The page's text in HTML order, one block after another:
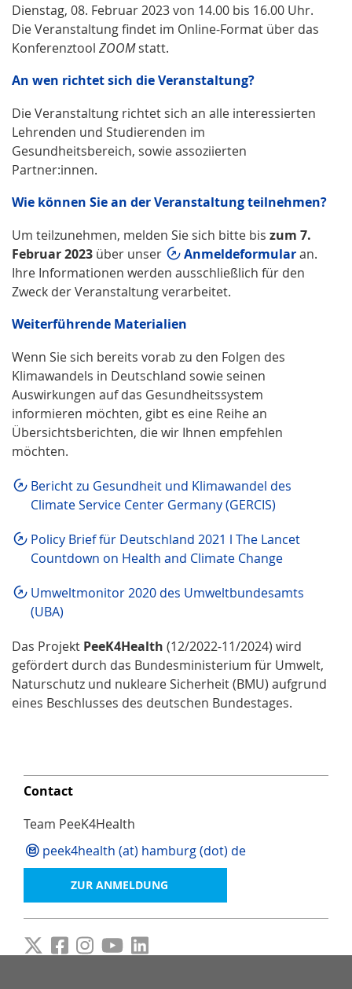
Dienstag, 08. Februar 2023 von 14.00 bis 16.00 Uhr.
Die Veranstaltung findet im Online-Format über das
Konferenztool ZOOMstatt.
An wen richtet sich die Veranstaltung?
Die Veranstaltung richtet sich an alle interessierten
Lehrenden und Studierenden im
Gesundheitsbereich, sowie assoziierten
Partner:innen.
Wie können Sie an der Veranstaltung teilnehmen?
Um teilzunehmen, melden Sie sich bitte bis zum 7.
Februar 2023 über unser Anmeldeformularan.
Ihre Informationen werden ausschließlich für den
Zweck der Veranstaltung verarbeitet.
Weiterführende Materialien
Wenn Sie sich bereits vorab zu den Folgen des
Klimawandels in Deutschland sowie seinen
Auswirkungen auf das Gesundheitssystem
informieren möchten, gibt es eine Reihe an
Übersichtsberichten, die wir Ihnen empfehlen
möchten.
Bericht zu Gesundheit und Klimawandel des
Climate Service Center Germany (GERCIS)
Policy Brief für Deutschland 2021 l The Lancet
Countdown on Health and Climate Change
Umweltmonitor 2020 des Umweltbundesamts
(UBA)
Das Projekt PeeK4Health (12/2022-11/2024) wird
gefördert durch das Bundesministerium für Umwelt,
Naturschutz und nukleare Sicherheit (BMU) aufgrund
eines Beschlusses des deutschen Bundestages.
Contact
Team PeeK4Health
peek4health (at) hamburg (dot) de
ZUR ANMELDUNG